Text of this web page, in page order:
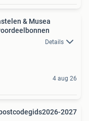
Details
4 aug 26
2027